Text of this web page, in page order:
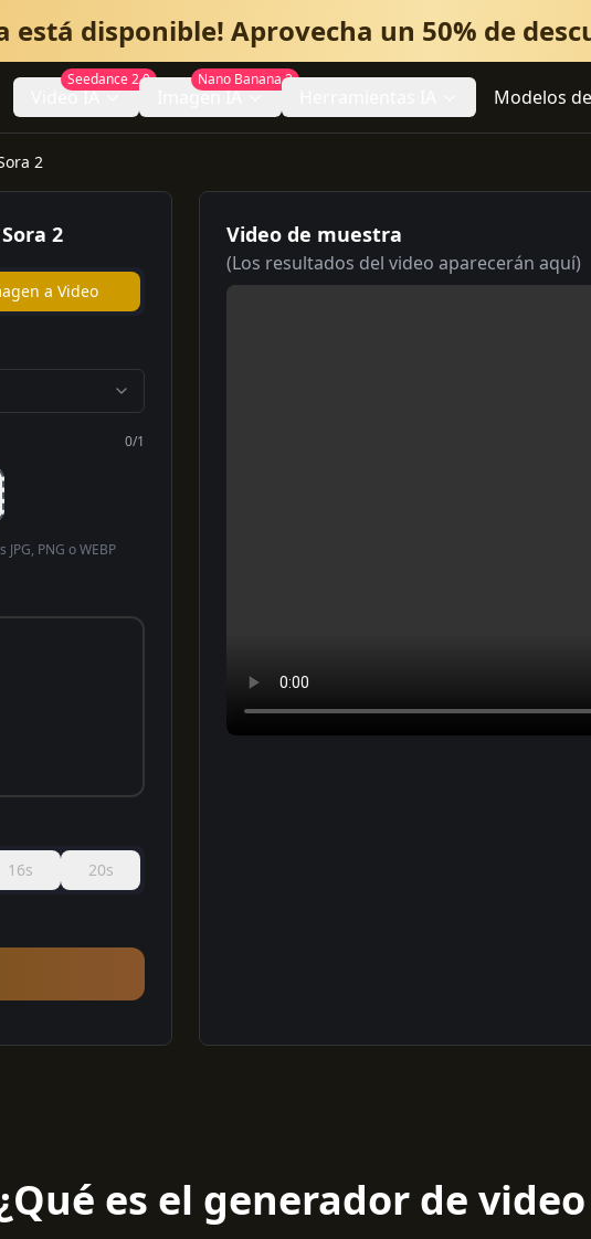
está disponible! Aprovecha un 50% de
Video IA
Seedance 2.0
Imagen IA
Nano Banana 2
Modelos
2
2
a Video
0/1
PNG o WEBP
16s 20s
Video de muestra
(Los resultados del video aparecerán aquí)
es el generador de